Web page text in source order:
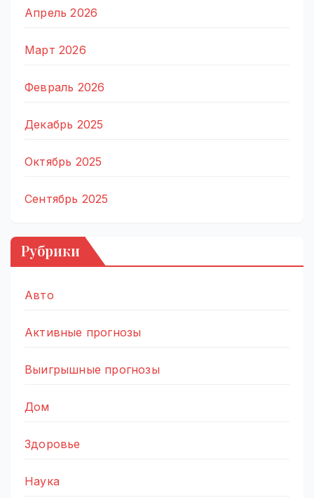
Апрель 2026
Март 2026
Февраль 2026
Декабрь 2025
Октябрь 2025
Сентябрь 2025
Рубрики
Авто
Активные прогнозы
Выигрышные прогнозы
Дом
Здоровье
Наука